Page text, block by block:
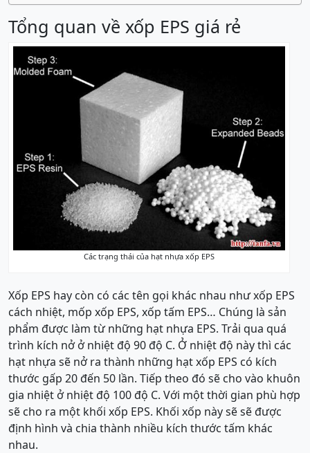
Tổng quan về xốp EPS giá rẻ
Các trạng thái của hạt nhựa xốp EPS
Xốp EPS hay còn có các tên gọi khác nhau như xốp EPS
cách nhiệt, mốp xốp EPS, xốp tấm EPS… Chúng là sản
phẩm được làm từ những hạt nhựa EPS. Trải qua quá
trình kích nở ở nhiệt độ 90 độ C. Ở nhiệt độ này thì các
hạt nhựa sẽ nở ra thành những hạt xốp EPS có kích
thước gấp 20 đến 50 lần. Tiếp theo đó sẽ cho vào khuôn
gia nhiệt ở nhiệt độ 100 độ C. Với một thời gian phù hợp
sẽ cho ra một khối xốp EPS. Khối xốp này sẽ sẽ được
định hình và chia thành nhiều kích thước tấm khác
nhau.